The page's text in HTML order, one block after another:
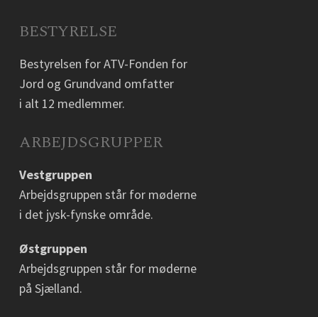
BESTYRELSE
Bestyrelsen for ATV-Fonden for
Jord og Grundvand omfatter
i alt 12 medlemmer.
ARBEJDSGRUPPER
Vestgruppen
Arbejdsgruppen står for møderne
i det jysk-fynske område.
Østgruppen
Arbejdsgruppen står for møderne
på Sjælland.